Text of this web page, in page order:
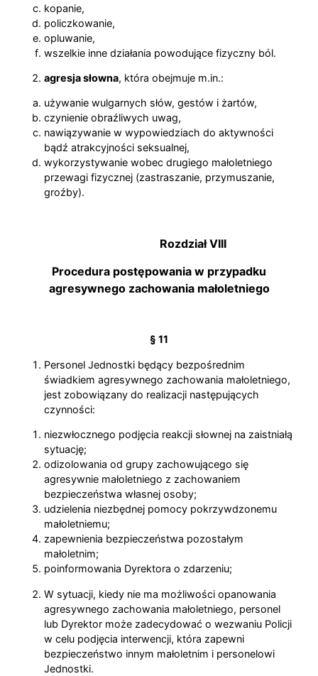
kopanie,
policzkowanie,
opluwanie,
wszelkie inne działania powodujące fizyczny ból.
agresja słowna, która obejmuje m.in.:
używanie wulgarnych słów, gestów i żartów,
czynienie obraźliwych uwag,
nawiązywanie w wypowiedziach do aktywności
bądź atrakcyjności seksualnej,
wykorzystywanie wobec drugiego małoletniego
przewagi fizycznej (zastraszanie, przymuszanie,
groźby).
Rozdział VIII
Procedura postępowania w przypadku
agresywnego zachowania małoletniego
§ 11
Personel Jednostki będący bezpośrednim
świadkiem agresywnego zachowania małoletniego,
jest zobowiązany do realizacji następujących
czynności:
niezwłocznego podjęcia reakcji słownej na zaistniałą
sytuację;
odizolowania od grupy zachowującego się
agresywnie małoletniego z zachowaniem
bezpieczeństwa własnej osoby;
udzielenia niezbędnej pomocy pokrzywdzonemu
małoletniemu;
zapewnienia bezpieczeństwa pozostałym
małoletnim;
poinformowania Dyrektora o zdarzeniu;
W sytuacji, kiedy nie ma możliwości opanowania
agresywnego zachowania małoletniego, personel
lub Dyrektor może zadecydować o wezwaniu Policji
w celu podjęcia interwencji, która zapewni
bezpieczeństwo innym małoletnim i personelowi
Jednostki.